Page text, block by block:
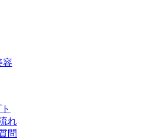
容
れ
問